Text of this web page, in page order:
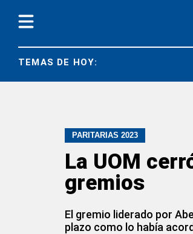
TEMAS DE HOY:
PARITARIAS 2023
La UOM
gremios
El gremio liderado por
plazo como lo había